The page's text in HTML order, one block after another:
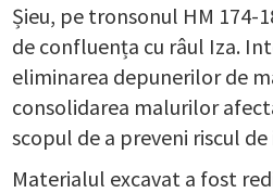
Șieu, pe tronsonul HM 174-
de confluența cu râul Iza.
eliminarea depunerilor de
consolidarea malurilor
scopul de a preveni riscul
Materialul excavat a fost